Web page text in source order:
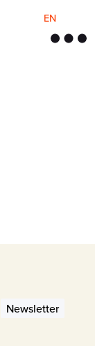
M
e
Newsletter
EN